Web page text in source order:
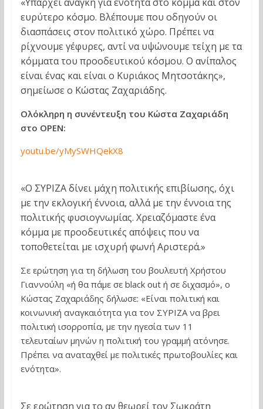
ευρύτερο κόσμο. Βλέπουμε που οδηγούν οι
διασπάσεις στον πολιτικό χώρο. Πρέπει να
ρίχνουμε γέφυρες, αντί να υψώνουμε τείχη με τα
κόμματα του προοδευτικού κόσμου. Ο ανίπαλος
είναι ένας και είναι ο Κυριάκος Μητσοτάκης»,
σημείωσε ο Κώστας Ζαχαριάδης.
Oλόκληρη η συνέντευξη του Κώστα Ζαχαριάδη
στο OPEN:
youtu.be/yMySWHQekX8
«Ο ΣΥΡΙΖΑ δίνει μάχη πολιτικής επιβίωσης, όχι
με την εκλογική έννοια, αλλά με την έννοια της
πολιτικής φυσιογνωμίας. Χρειαζόμαστε ένα
κόμμα με προοδευτικές απόψεις που να
τοποθετείται με ισχυρή φωνή Αριστερά.»
Σε ερώτηση για τη δήλωση του βουλευτή Χρήστου
Γιαννούλη «ή θα πάμε σε black out ή σε διχασμό», ο
Κώστας Ζαχαριάδης δήλωσε: «Είναι πολιτική και
κοινωνική αναγκαιότητα για τον ΣΥΡΙΖΑ να βρει
πολιτική ισορροπία, με την ηγεσία των 11
τελευταίων μηνών η πολιτική του γραμμή ατόνησε.
Πρέπει να αναταχθεί με πολιτικές πρωτοβουλίες και
ενότητα».
Σε ερώτηση για το αν θεωρεί τον Σωκράτη